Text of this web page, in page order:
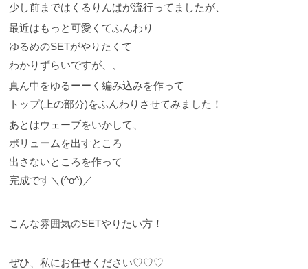
少し前まではくるりんぱが流行ってましたが、
最近はもっと可愛くてふんわり
ゆるめのSETがやりたくて
わかりずらいですが、、
真ん中をゆるーーく編み込みを作って
トップ(上の部分)をふんわりさせてみました！
あとはウェーブをいかして、
ボリュームを出すところ
出さないところを作って
完成です＼(^o^)／
こんな雰囲気のSETやりたい方！
ぜひ、私にお任せください♡♡♡